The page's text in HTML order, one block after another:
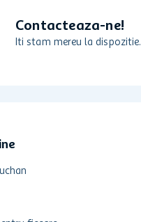
Contacteaza-ne!
Iti stam mereu la dispozitie.